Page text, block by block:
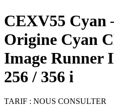
CEXV55 Cyan
Origine Cyan
Image Runner
256 / 356 i
TARIF : NOUS CONSULTER